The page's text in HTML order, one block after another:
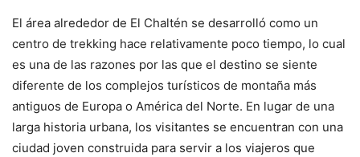
El área alrededor de El Chaltén se desarrolló como un
centro de trekking hace relativamente poco tiempo, lo cual
es una de las razones por las que el destino se siente
diferente de los complejos turísticos de montaña más
antiguos de Europa o América del Norte. En lugar de una
larga historia urbana, los visitantes se encuentran con una
ciudad joven construida para servir a los viajeros que